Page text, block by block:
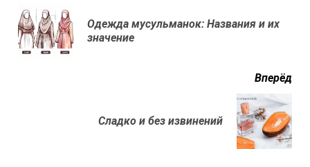
еще
Одежда мусульманок: Названия и их
значение
Вперёд
Сладко и без извинений